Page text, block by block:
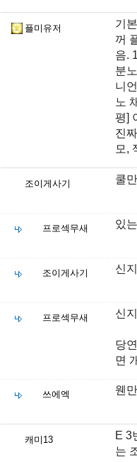
플미유저
기
꺼
음.
분
니
노
평]
진
모,
조이게사기 쿨
프로섹무새 있
조이게사기 신
프로섹무새 신
당
면
쓰에엑 웬
캐미13
E 3
는